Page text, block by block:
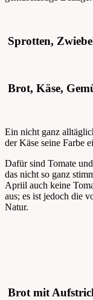
Sprotten,
Brot, Käse,
Ein nicht ganz
der Käse seine Farbe
Dafür sind Tomate
das nicht so ganz
Apriil auch keine
aus; es ist jedoch die
Natur.
Brot mit